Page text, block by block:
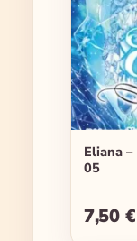
Eliana
05
7,50 €